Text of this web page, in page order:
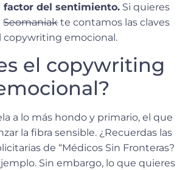
factor del sentimiento.Si quieres
Seomaniak te contamos las claves
copywriting emocional.
el copywriting
a lo más hondo y primario, el que
la fibra sensible. ¿Recuerdas las
de “Médicos Sin Fronteras?
Sin embargo, lo que quieres